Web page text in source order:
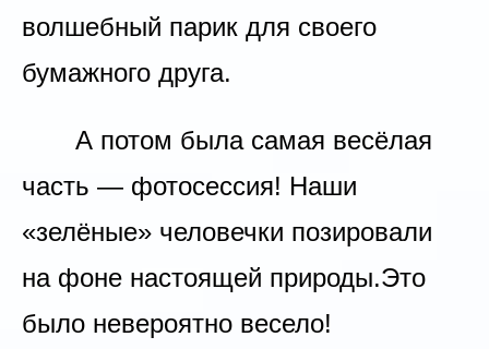
волшебный парик для своего
бумажного друга.
А потом была самая весёлая
часть — фотосессия! Наши
«зелёные» человечки позировали
на фоне настоящей природы.Это
было невероятно весело!